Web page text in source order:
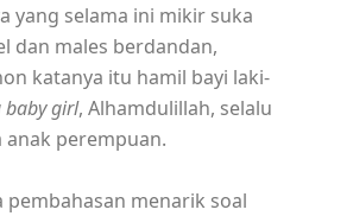
yang selama ini mikir suka
dan males berdandan,
katanya itu hamil bayi laki-
baby girl, Alhamdulillah, selalu
anak perempuan.
pembahasan menarik soal